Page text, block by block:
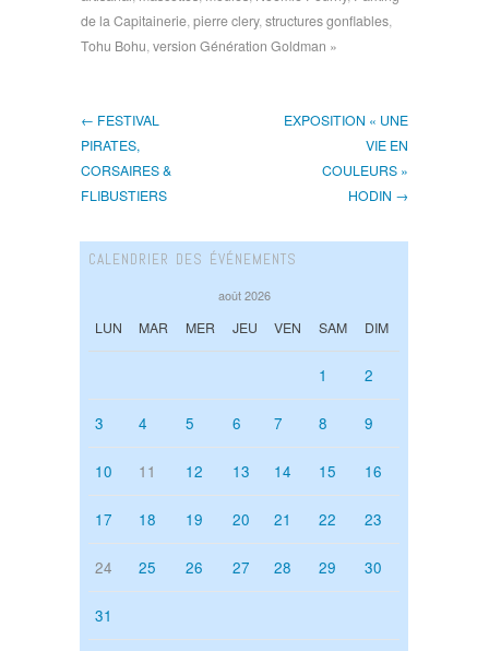
de la Capitainerie pierre clery, structures gonflables
Tohu Bohu version Génération Goldman »
← FESTIVAL
PIRATES,
CORSAIRES &
FLIBUSTIERS
EXPOSITION « UNE
VIE EN
COULEURS »
HODIN →
CALENDRIER DES ÉVÉNEMENTS
août 2026
LUN MAR MER JEU VEN SAM DIM
1 2
3 4 5 6 7 8 9
10 11 12 13 14 15 16
17 18 19 20 21 22 23
24 25 26 27 28 29 30
31